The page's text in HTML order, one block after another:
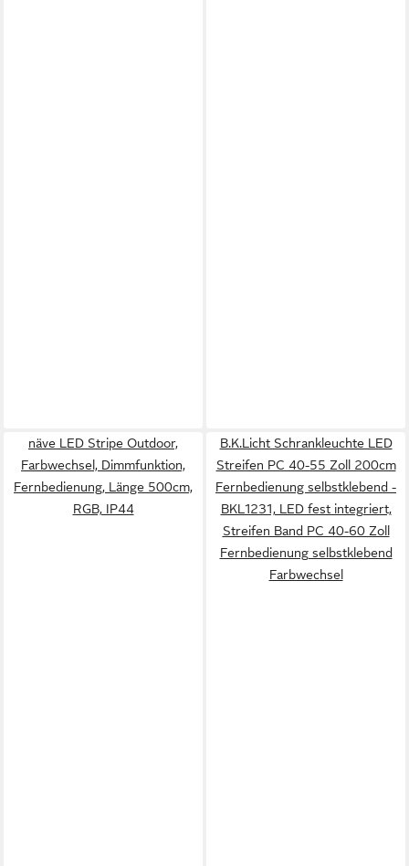
näve LED Stripe Outdoor,
Farbwechsel, Dimmfunktion,
Fernbedienung, Länge 500cm,
RGB, IP44
B.K.Licht Schrankleuchte LED
Streifen PC 40-55 Zoll 200cm
Fernbedienung selbstklebend -
BKL1231, LED fest integriert,
Streifen Band PC 40-60 Zoll
Fernbedienung selbstklebend
Farbwechsel